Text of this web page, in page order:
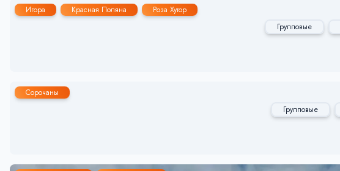
Игора Красная Поляна Роза Хутор
Групповые
Сорочаны
Групповые